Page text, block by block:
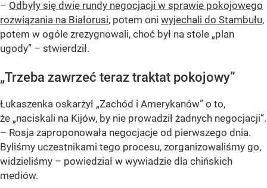
– Odbyły się dwie rundy negocjacji w sprawie pokojowego
rozwiązania na Białorusi, potem oni wyjechali do Stambułu,
potem w ogóle zrezygnowali, choć był na stole „plan
ugody” – stwierdził.
„Trzeba zawrzeć teraz traktat pokojowy”
Łukaszenka oskarżył „Zachód i Amerykanów” o to,
że „naciskali na Kijów, by nie prowadził żadnych negocjacji”.
– Rosja zaproponowała negocjacje od pierwszego dnia.
Byliśmy uczestnikami tego procesu, zorganizowaliśmy go,
widzieliśmy – powiedział w wywiadzie dla chińskich
mediów.